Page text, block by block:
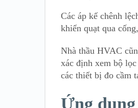
Các áp kế chênh
khiển quạt qua
Nhà thầu HVAC
xác định xem bộ
các thiết bị đo cầm
Ứng